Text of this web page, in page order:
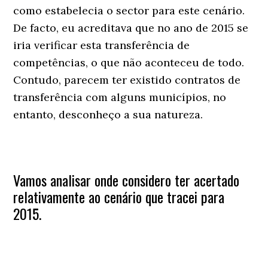
como estabelecia o sector para este cenário.
De facto, eu acreditava que no ano de 2015 se
iria verificar esta transferência de
competências, o que não aconteceu de todo.
Contudo, parecem ter existido contratos de
transferência com alguns municípios, no
entanto, desconheço a sua natureza.
Vamos analisar onde considero ter acertado
relativamente ao cenário que tracei para
2015.